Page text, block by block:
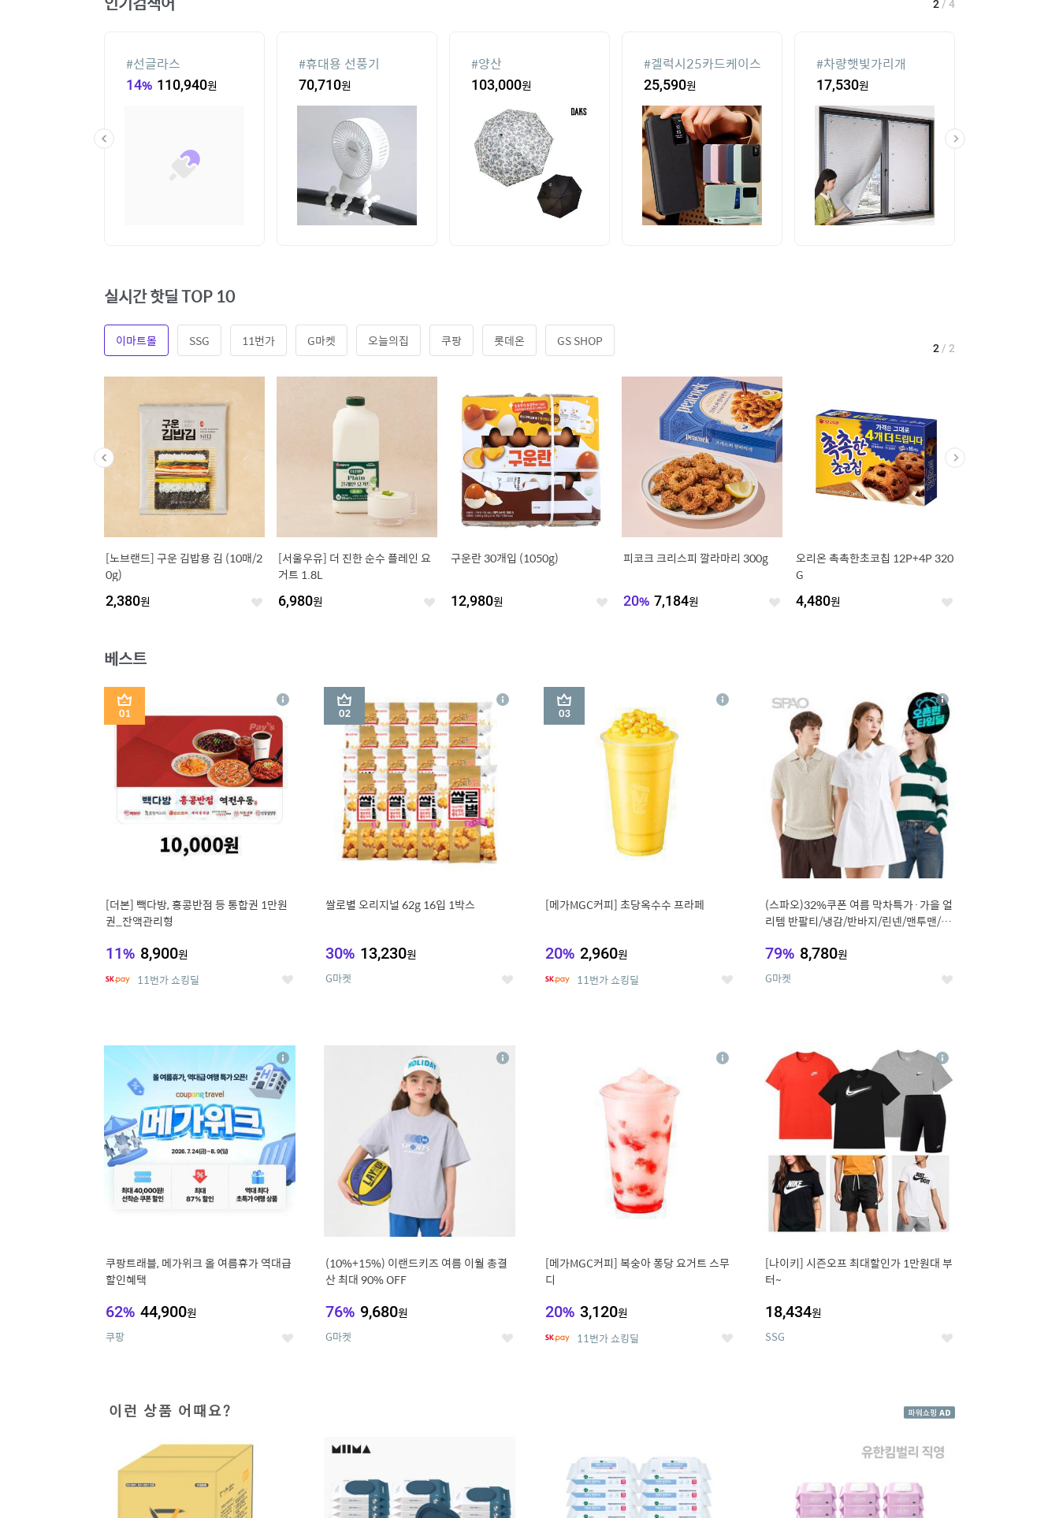
#선글라스
14% 110,940원
#휴대용 선풍기
70,710원
#양산
103,000원
#겔럭시25카드케이스
25,590원
#차량햇빛가리개
17,530원
2 / 4
실시간 핫딜 TOP 10
이마트몰 SSG 11번가 G마켓 오늘의집 쿠팡 롯데온 GS SHOP
[노브랜드] 구운 김밥용 김 (10매/2
0g)
2,380원 좋
[서울우유] 더 진한 순수 플레인 요
거트 1.8L
6,980원 좋
구운란 30개입 (1050g)
12,980원 좋
피코크 크리스피 깔라마리 300g
20% 7,184원 좋
오리온 촉촉한초코칩 12P+4P 320
G
4,480원 좋
2 / 2
베스트
1
[더본] 빽다방, 홍콩반점 등 통합권 1만원
권_잔액관리형
11% 8,900원
11번가 쇼킹딜 좋
상
세
2
쌀로별 오리지널 62g 16입 1박스
30% 13,230원
G마켓 좋
상
3
[메가MGC커피] 초당옥수수 프라페
20% 2,960원
11번가 쇼킹딜 좋
상
(스파오)32%쿠폰 여름 막차특가·가을 얼
리템 반팔티/냉감/반바지/린넨/맨투맨/슬
79% 8,780원
G마켓 좋
상
세
5
쿠팡트래블, 메가위크 올 여름휴가 역대급
할인혜택
62% 44,900원
쿠팡 좋
상
세
(10%+15%) 이랜드키즈 여름 이월 총결
산 최대 90% OFF
76% 9,680원
G마켓 좋
상
[메가MGC커피] 복숭아 퐁당 요거트 스무
디
20% 3,120원
11번가 쇼킹딜 좋
상
[나이키] 시즌오프 최대할인가 1만원대 부
터~
18,434원
SSG 좋
상
세
이런 상품 어때요?